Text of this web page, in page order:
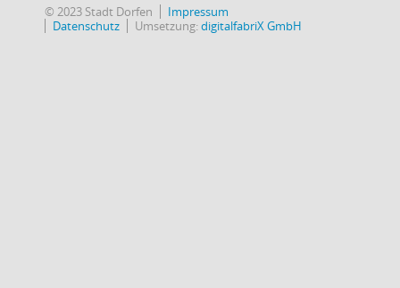
© 2023 Stadt Dorfen
Impressum
Datenschutz
Umsetzung:digitalfabriX GmbH